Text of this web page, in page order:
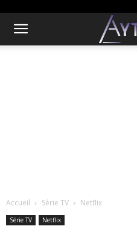
Accueil Série TV Netflix
Série TV Netflix